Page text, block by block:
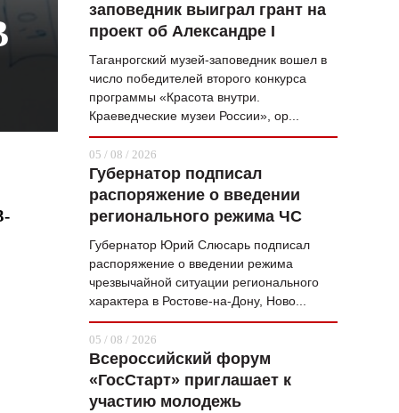
АФИША
ЖУРНАЛ
заповедник выиграл грант на
проект об Александре I
Таганрогский музей-заповедник вошел в
число победителей второго конкурса
программы «Красота внутри.
Краеведческие музеи России», ор...
05 / 08 / 2026
Губернатор подписал
распоряжение о введении
регионального режима ЧС
Губернатор Юрий Слюсарь подписал
распоряжение о введении режима
чрезвычайной ситуации регионального
характера в Ростове-на-Дону, Ново...
05 / 08 / 2026
Всероссийский форум
«ГосСтарт» приглашает к
участию молодежь